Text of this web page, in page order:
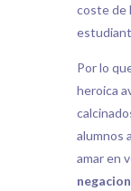
coste de
Por lo
heroica
alumnos
amar en